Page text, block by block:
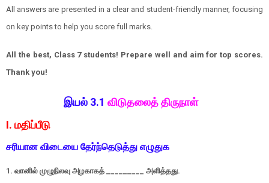
All answers are presented in a clear and student-friendly manner, focusing
on key points to help you score full marks.
All the best, Class 7 students! Prepare well and aim for top scores.
Thank you!
இயல் 3.1 விடுதலைத் திருநாள்
I. மதிப்பீடு
சரியான விடையை தேர்ந்தெடுத்து எழுதுக
1. வானில் முழுநிலவு அழகாகத் _________ அளித்தது.